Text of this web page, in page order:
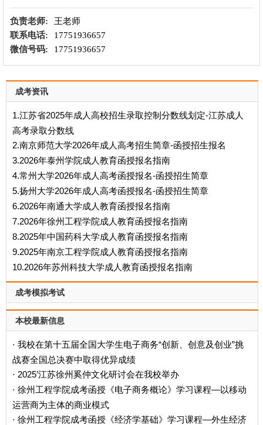
负责老师:
王老师
联系电话:
17751936657
微信号码:
17751936657
成考资讯
1.江苏省2025年成人高校招生录取控制分数线划定-江苏成人
高考录取分数线
2.南京师范大学2026年成人高考招生简章-函授招生报名
3.2026年泰州学院成人教育函授报名指南
4.常州大学2026年成人高考函授报名-函授招生简章
5.扬州大学2026年成人高考函授报名-函授招生简章
6.2026年南通大学成人教育函授报名指南
7.2026年徐州工程学院成人教育函授报名指南
8.2025年中国药科大学成人教育函授报名指南
9.2025年南京工程学院成人教育函授报名指南
10.2026年苏州科技大学成人教育函授报名指南
成考模拟考试
本校最新信息
· 我校在第十五届全国大学生电子商务“创新、创意及创业”挑
战赛全国总决赛中取得优异成绩
· 2025’江苏徐州奚仲文化研讨会在我校举办
· 徐州工程学院成考函授《电子商务概论》学习课程—以移动
运营商为主体的商业模式
· 徐州工程学院成考函授《经济学基础》学习课程—外生经济